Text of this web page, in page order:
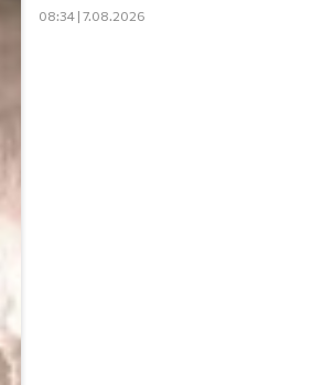
08:34 | 7.08.2026